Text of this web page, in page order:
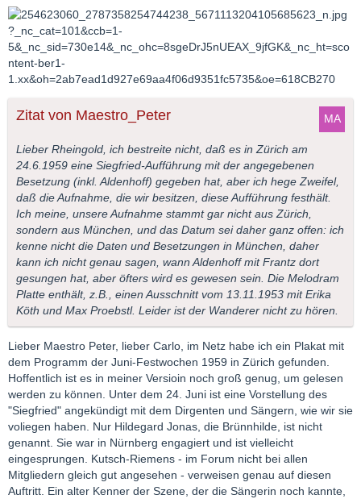
Zitat von Maestro_Peter
Lieber Rheingold, ich bestreite nicht, daß es in Zürich am
24.6.1959 eine Siegfried-Aufführung mit der angegebenen
Besetzung (inkl. Aldenhoff) gegeben hat, aber ich hege Zweifel,
daß die Aufnahme, die wir besitzen, diese Aufführung festhält.
Ich meine, unsere Aufnahme stammt gar nicht aus Zürich,
sondern aus München, und das Datum sei daher ganz offen: ich
kenne nicht die Daten und Besetzungen in München, daher
kann ich nicht genau sagen, wann Aldenhoff mit Frantz dort
gesungen hat, aber öfters wird es gewesen sein. Die Melodram
Platte enthält, z.B., einen Ausschnitt vom 13.11.1953 mit Erika
Köth und Max Proebstl. Leider ist der Wanderer nicht zu hören.
Lieber Maestro Peter, lieber Carlo, im Netz habe ich ein Plakat mit
dem Programm der Juni-Festwochen 1959 in Zürich gefunden.
Hoffentlich ist es in meiner Versioin noch groß genug, um gelesen
werden zu können. Unter dem 24. Juni ist eine Vorstellung des
"Siegfried" angekündigt mit dem Dirgenten und Sängern, wie wir sie
voliegen haben. Nur Hildegard Jonas, die Brünnhilde, ist nicht
genannt. Sie war in Nürnberg engagiert und ist vielleicht
eingesprungen. Kutsch-Riemens - im Forum nicht bei allen
Mitgliedern gleich gut angesehen - verweisen genau auf diesen
Auftritt. Ein alter Kenner der Szene, der die Sängerin noch kannte,